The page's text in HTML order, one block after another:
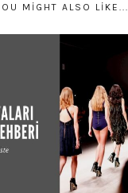
MIGHT ALSO LIKE...